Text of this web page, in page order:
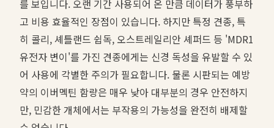
를 보입니다. 오랜 기간 사용되어 온 만큼 데이터가 풍부하
고 비용 효율적인 장점이 있습니다. 하지만 특정 견종, 특
히 콜리, 셰틀랜드 쉽독, 오스트레일리안 셰퍼드 등 'MDR1
유전자 변이'를 가진 견종에게는 신경 독성을 유발할 수 있
어 사용에 각별한 주의가 필요합니다. 물론 시판되는 예방
약의 이버멕틴 함량은 매우 낮아 대부분의 경우 안전하지
만, 민감한 개체에서는 부작용의 가능성을 완전히 배제할